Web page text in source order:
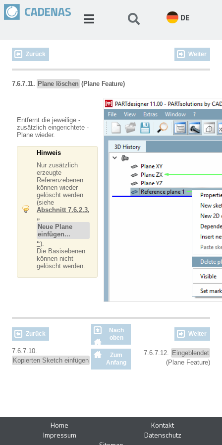
DE
Zurück Weiter
7.6.7.11. Plane löschen (Plane Feature)
Entfernt die jeweilige -
zusätzlich eingerichtete -
Plane wieder.
Hinweis
Nur zusätzlich
erzeugte
Referenzebenen
können wieder
gelöscht werden
(siehe
Abschnitt 7.6.2.3,
„
Neue Plane
einfügen...
“).
Die Basisebenen
können nicht
gelöscht werden.
Zurück
Nach
oben
Weiter
7.6.7.10.
Kopierten Sketch einfügen
Zum
Anfang
7.6.7.12. Eingeblendet
(Plane Feature)
Home
Kontakt
Impressum
Datenschutz